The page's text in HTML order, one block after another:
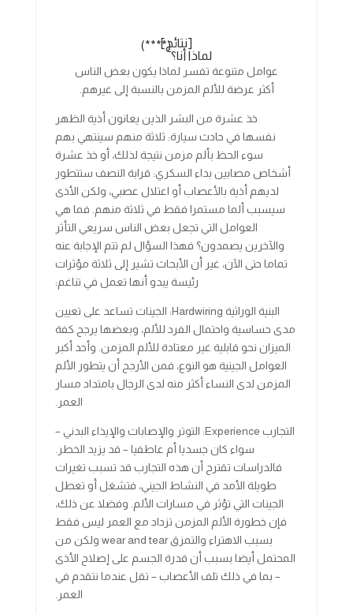
[نتائج]
لماذا أنا؟
(****)
عوامل متنوعة تفسر لماذا يكون بعض الناس
أكثر عرضة للألم المزمن بالنسبة إلى غيرهم.
خذ عشرة من البشر الذين يعانون أذية الظهر
نفسها في حادث سيارة: ثلاثة منهم سينتهي بهم
سوء الحظ بألم مزمن نتيجة لذلك، أو خذ عشرة
أشخاص مصابين بداء السكري: قرابة النصف ستتطور
لديهم أذية بالأعصاب أو اعتلال عصبي، ولكن الأذى
سيسبب ألما مستمرا فقط في ثلاثة منهم. فما هي
العوامل التي تجعل بعض الناس سريعي التأثر
والآخرين يصمدون؟ فهذا السؤال لم تتم الإجابة عنه
تماما حتى الآن، غير أن الأبحاث تشير إلى ثلاثة مؤثرات
رئيسة يبدو أنها تعمل في تناغم:
البنية الوراثية Hardwiring: الجينات تساعد على تعيين
مدى حساسية واحتمال الفرد للألم، وبعضها يرجح كفة
الميزان نحو قابلية غير معتادة للألم المزمن. وأحد أكبر
العوامل الجينية هو النوع، فمن الأرجح أن يتطور الألم
المزمن لدى النساء أكثر منه لدى الرجال بامتداد مسار
العمر.
التجارب Experience: التوتر والإصابات والإيذاء البدني –
سواء كان جسديا أم عاطفيا – قد يزيد الخطر.
فالدراسات تقترح أن هذه التجارب قد تسبب تغيرات
طويلة الأمد في النشاط الجيني، فتشغل أو تعطل
الجينات التي تؤثر في مسارات الألم. وفضلا عن ذلك،
فإن خطورة الألم المزمن تزداد مع العمر ليس فقط
بسبب الاهتراء والتمزق wear and tear ولكن من
المحتمل أيضا بسبب أن قدرة الجسم على إصلاح الأذى
– بما في ذلك تلف الأعصاب – تقل عندما نتقدم في
العمر.